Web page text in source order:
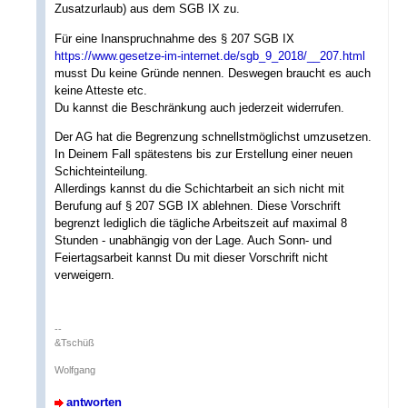
Zusatzurlaub) aus dem SGB IX zu.
Für eine Inanspruchnahme des § 207 SGB IX
https://www.gesetze-im-internet.de/sgb_9_2018/__207.html
musst Du keine Gründe nennen. Deswegen braucht es auch
keine Atteste etc.
Du kannst die Beschränkung auch jederzeit widerrufen.
Der AG hat die Begrenzung schnellstmöglichst umzusetzen.
In Deinem Fall spätestens bis zur Erstellung einer neuen
Schichteinteilung.
Allerdings kannst du die Schichtarbeit an sich nicht mit
Berufung auf § 207 SGB IX ablehnen. Diese Vorschrift
begrenzt lediglich die tägliche Arbeitszeit auf maximal 8
Stunden - unabhängig von der Lage. Auch Sonn- und
Feiertagsarbeit kannst Du mit dieser Vorschrift nicht
verweigern.
--
&Tschüß
Wolfgang
antworten